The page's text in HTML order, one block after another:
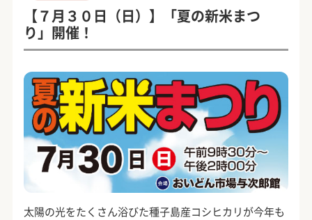
【７月３０日（日）】「夏の新米まつ
り」開催！
太陽の光をたくさん浴びた種子島産コシヒカリが今年も